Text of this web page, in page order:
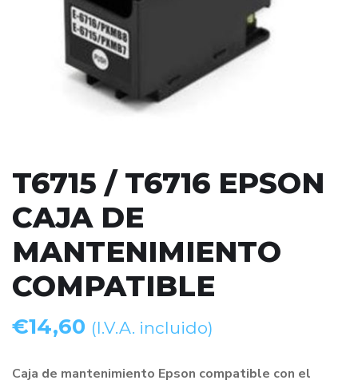
T6715 / T6716 EPSON
CAJA DE
MANTENIMIENTO
COMPATIBLE
€14,60 (I.V.A. incluido)
Caja de mantenimiento Epson compatible con el